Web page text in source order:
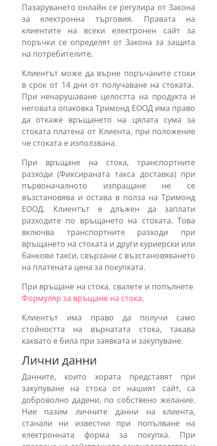
Пазаруването онлайн се регулира от Закона
за електронна търговия. Правата на
клиентите на всеки електронен сайт за
поръчки се определят от Закона за защита
на потребителите.
Клиентът може да върне поръчаните стоки
в срок от 14 дни от получаване на стоката.
При ненарушаване целостта на продукта и
неговата опаковка Тримонд ЕООД има право
да откаже връщането на цялата сума за
стоката платена от Клиента, при положение
че стоката е използвана.
При връщане на стока, транспортните
разходи (Фиксираната такса доставка) при
първоначалното изпращане не се
възстановява и остава в полза на Тримонд
ЕООД. Клиентът е длъжен да заплати
разходите по връщането на стоката. Това
включва транспортните разходи при
връщането на стоката и други куриерски или
банкови такси, свързани с възстановяването
на платената цена за покупката.
При връщане на стока, свалете и попълнете
Формуляр за връщане на стока.
Клиентът има право да получи само
стойността на върнатата стока, такава
каквато е била при заявката и закупуване.
Лични данни
Данните, които хората представят при
закупуване на стока от нашият сайт, са
доброволно дадени, по собствено желание.
Ние пазим личните данни на клиента,
станали ни известни при попълване на
електронната форма за покупка. При